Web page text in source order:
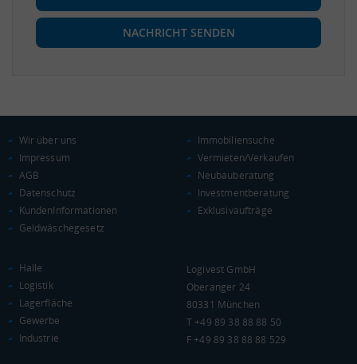
NACHRICHT SENDEN
Wir über uns
Impressum
AGB
Datenschutz
KundenInformationen
Geldwäschegesetz
Immobiliensuche
Vermieten/Verkaufen
Neubauberatung
Investmentberatung
Exklusivaufträge
Halle
Logistik
Lagerfläche
Gewerbe
Industrie
Logivest GmbH
Oberanger 24
80331 München
T +49 89 38 88 88 50
F +49 89 38 88 88 529